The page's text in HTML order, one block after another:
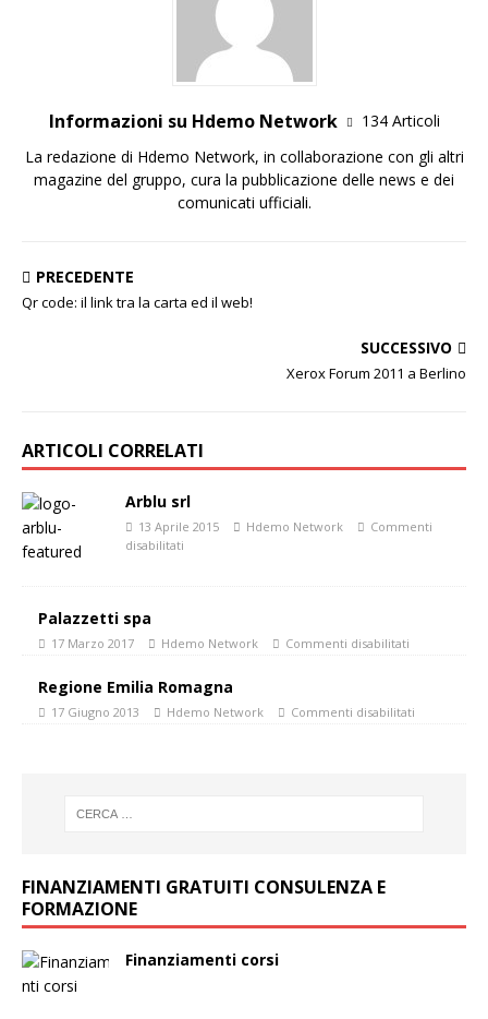
Informazioni su Hdemo Network
134 Articoli
La redazione di Hdemo Network, in collaborazione con gli altri
magazine del gruppo, cura la pubblicazione delle news e dei
comunicati ufficiali.
PRECEDENTE
Qr code: il link tra la carta ed il web!
SUCCESSIVO
Xerox Forum 2011 a Berlino
ARTICOLI CORRELATI
Arblu srl
13 Aprile 2015 Hdemo Network
Commenti
disabilitati
Palazzetti spa
17 Marzo 2017 Hdemo Network Commenti disabilitati
Regione Emilia Romagna
17 Giugno 2013 Hdemo Network Commenti disabilitati
FINANZIAMENTI GRATUITI CONSULENZA E
FORMAZIONE
Finanziamenti corsi